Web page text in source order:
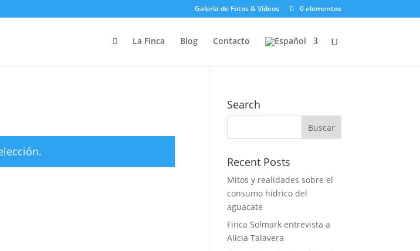
Galería de Fotos & Vídeos 0 elementos
 La Finca Blog Contacto
Search
Recent Posts
Mitos y realidades sobre el
consumo hídrico del
aguacate
Finca Solmark entrevista a
Alicia Talavera